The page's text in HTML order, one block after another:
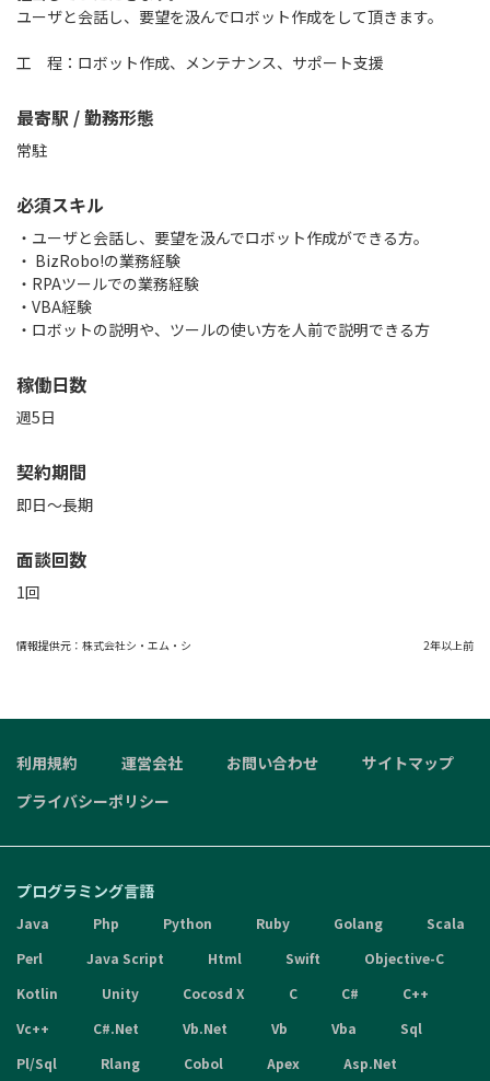
ユーザと会話し、要望を汲んでロボット作成をして頂きます。
最寄駅 / 勤務形態
常駐
必須スキル
・ユーザと会話し、要望を汲んでロボット作成ができる方。
・ BizRobo!の業務経験
・RPAツールでの業務経験
・VBA経験
稼働日数
週5日
契約期間
即日～長期
面談回数
1回
情報提供元： 株式会社シ・エム・シ 2年以上前
利用規約 運営会社 お問い合わせ
サイトマップ
プライバシーポリシー
プログラミング言語
Java Php Python Ruby Golang
Scala
Perl
Java Script Html Swift
Objective-C
Kotlin
Unity Cocosd X C C#
C++
Vc++
C#.Net Vb.Net Vb Vba
Sql
Pl/Sql
Rlang Cobol Apex
Asp.Net